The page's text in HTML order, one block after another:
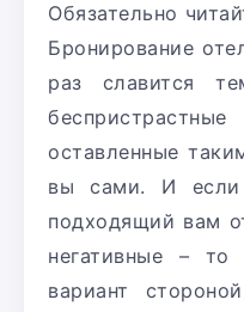
Обязательно
Бронирование
раз славится
оставленные
вы сами. И
подходящий вам
негативные –
вариант